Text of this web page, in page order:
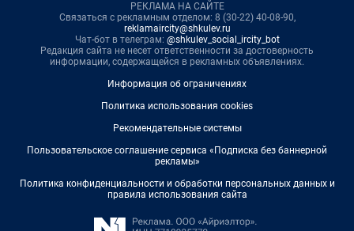
РЕКЛАМА НА САЙТЕ
Связаться с рекламным отделом: 8 (30-22) 40-08-90,
reklamaircity@shkulev.ru
Чат-бот в телеграм: @shkulev_social_ircity_bot
Редакция сайта не несет ответственности за достоверность
информации, содержащейся в рекламных объявлениях.
Информация об ограничениях
Политика использования cookies
Рекомендательные системы
Пользовательское соглашение сервиса «Подписка без баннерной
рекламы»
Политика конфиденциальности и обработки персональных данных и
правила использования сайта